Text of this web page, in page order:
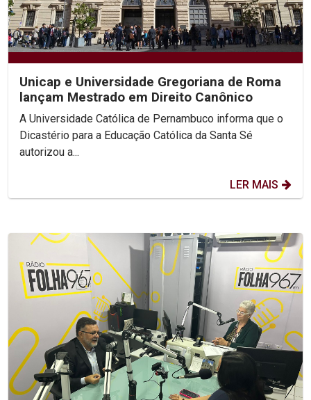
Unicap e Universidade Gregoriana de Roma
lançam Mestrado em Direito Canônico
A Universidade Católica de Pernambuco informa que o
Dicastério para a Educação Católica da Santa Sé
autorizou a...
LER MAIS